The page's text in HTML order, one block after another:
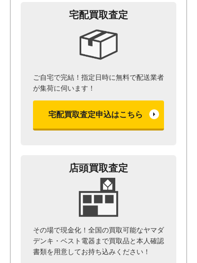
宅配買取査定
ご自宅で完結！指定日時に無料で配送業者
が集荷に伺います！
宅配買取査定申込はこちら
店頭買取査定
その場で現金化！全国の買取可能なヤマダ
デンキ・ベスト電器まで買取品と本人確認
書類を用意してお持ち込みください！